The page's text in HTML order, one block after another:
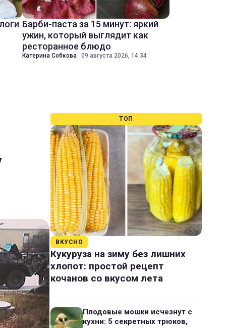
Барби-паста за 15 минут: яркий
ужин, который выглядит как
ресторанное блюдо
Катерина Собкова · 09 августа 2026, 14:34
ТОП
ВКУСНО
Кукуруза на зиму без лишних
хлопот: простой рецепт
кочанов со вкусом лета
Плодовые мошки исчезнут с
кухни: 5 секретных трюков,